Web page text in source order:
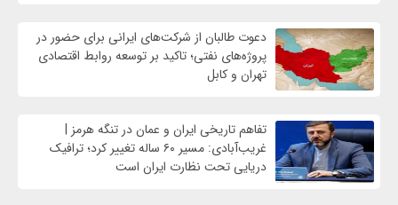
دعوت طالبان از شرکت‌های ایرانی برای حضور در
پروژه‌های نفتی؛ تاکید بر توسعه روابط اقتصادی
تهران و کابل
تفاهم تاریخی ایران و عمان در تنگه هرمز |
غریب‌آبادی: مسیر ۶۰ ساله تغییر کرد؛ ترافیک
دریایی تحت نظارت ایران است